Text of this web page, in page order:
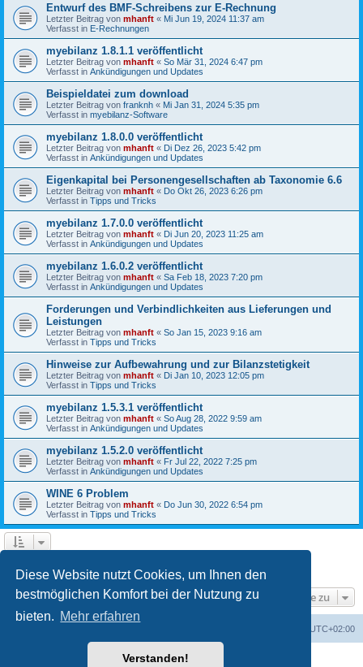
Diese Website nutzt Cookies, um Ihnen den
bestmöglichen Komfort bei der Nutzung zu
bieten. Mehr erfahren
Verstanden!
Entwurf des BMF-Schreibens zur E-Rechnung
Letzter Beitrag von mhanft « Mi Jun 19, 2024 11:37 am
Verfasst in E-Rechnungen
myebilanz 1.8.1.1 veröffentlicht
Letzter Beitrag von mhanft « So Mär 31, 2024 6:47 pm
Verfasst in Ankündigungen und Updates
Beispieldatei zum download
Letzter Beitrag von franknh « Mi Jan 31, 2024 5:35 pm
Verfasst in myebilanz-Software
myebilanz 1.8.0.0 veröffentlicht
Letzter Beitrag von mhanft « Di Dez 26, 2023 5:42 pm
Verfasst in Ankündigungen und Updates
Eigenkapital bei Personengesellschaften ab Taxonomie 6.6
Letzter Beitrag von mhanft « Do Okt 26, 2023 6:26 pm
Verfasst in Tipps und Tricks
myebilanz 1.7.0.0 veröffentlicht
Letzter Beitrag von mhanft « Di Jun 20, 2023 11:25 am
Verfasst in Ankündigungen und Updates
myebilanz 1.6.0.2 veröffentlicht
Letzter Beitrag von mhanft « Sa Feb 18, 2023 7:20 pm
Verfasst in Ankündigungen und Updates
Forderungen und Verbindlichkeiten aus Lieferungen und
Leistungen
Letzter Beitrag von mhanft « So Jan 15, 2023 9:16 am
Verfasst in Tipps und Tricks
Hinweise zur Aufbewahrung und zur Bilanzstetigkeit
Letzter Beitrag von mhanft « Di Jan 10, 2023 12:05 pm
Verfasst in Tipps und Tricks
myebilanz 1.5.3.1 veröffentlicht
Letzter Beitrag von mhanft « So Aug 28, 2022 9:59 am
Verfasst in Ankündigungen und Updates
myebilanz 1.5.2.0 veröffentlicht
Letzter Beitrag von mhanft « Fr Jul 22, 2022 7:25 pm
Verfasst in Ankündigungen und Updates
WINE 6 Problem
Letzter Beitrag von mhanft « Do Jun 30, 2022 6:54 pm
Verfasst in Tipps und Tricks
Gehe zu
UTC+02:00
Powered byphpBB® Forum Software © phpBB Limited